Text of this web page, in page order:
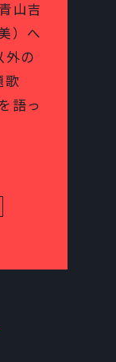
山吉
）へ
外の
歌
語っ